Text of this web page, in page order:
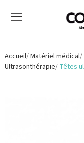
Accueil Matériel médical
Ultrasonthérapie Têtes